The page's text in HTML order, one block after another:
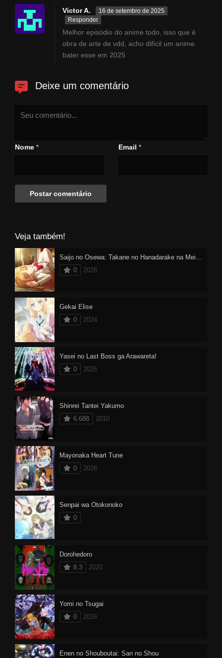
Victor A.
16 de setembro de 2025
Responder
Melhor episódio do anime todo, isso que é
obra de arte de vdd, acho difícil um anime
bater esse em 2025
Deixe um comentário
Nome * Email *
Veja também!
Saijo no Osewa: Takane no Hanadarake na Meimonkou de, Gakuin Ichi no Ojousama (Seikatsu Nouryoku Kaimu) wo Kagenagara Osewa suru Koto ni Narimashita
0
2026
Gekai Elise
0
2024
Yasei no Last Boss ga Arawareta!
0
2025
Shinrei Tantei Yakumo
6.688
2010
Mayonaka Heart Tune
0
2026
Senpai wa Otokonoko
0
Dorohedoro
8.3
2020
Yomi no Tsugai
0
2026
Enen no Shouboutai: San no Shou